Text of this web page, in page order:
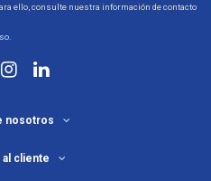
ello, consulte nuestra información de contacto
nosotros
cliente